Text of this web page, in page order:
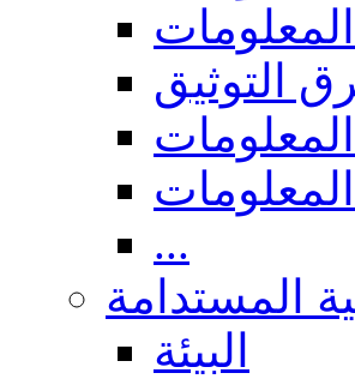
التوثيق
...
المستدامة
البيئة